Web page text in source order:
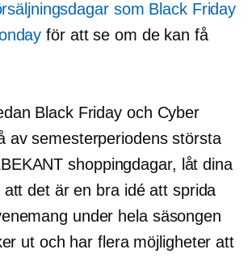
som Black Friday
för att se om de kan få
Black Friday och Cyber
av semesterperiodens största
shoppingdagar, låt dina
att det är en bra idé att sprida
under hela säsongen
ut och har flera möjligheter att